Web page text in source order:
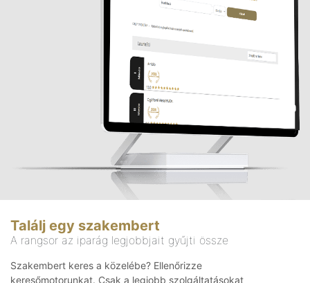
Találj egy szakembert
A rangsor az iparág legjobbjait gyűjti össze
Szakembert keres a közelébe? Ellenőrizze
keresőmotorunkat. Csak a legjobb szolgáltatásokat